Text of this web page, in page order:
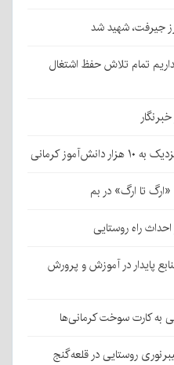
جیرفت، شهید شد
تمام تلاش حفظ اشتغال
کرمانی
تا ارگ» در بم
راه روستایی
پایدار در آموزش و پرورش